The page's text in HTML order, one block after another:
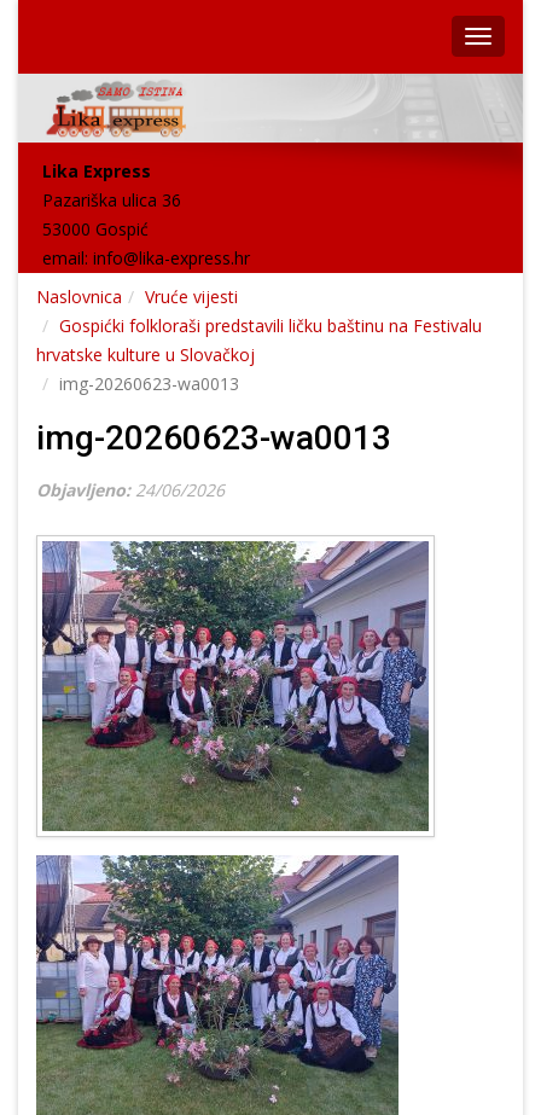
Lika Express
Pazariška ulica 36
53000 Gospić
email: info@lika-express.hr
Naslovnica
Vruće vijesti
Gospićki folkloraši predstavili ličku baštinu na Festivalu
hrvatske kulture u Slovačkoj
img-20260623-wa0013
img-20260623-wa0013
Objavljeno: 24/06/2026